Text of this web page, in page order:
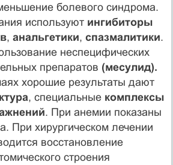
болевого синдрома.
используют ингибиторы
, анальгетики, спазмалитики.
неспецифических
препаратов (месулид).
хорошие результаты дают
, специальные комплексы
. При анемии показаны
При хирургическом лечении
восстановление
строения